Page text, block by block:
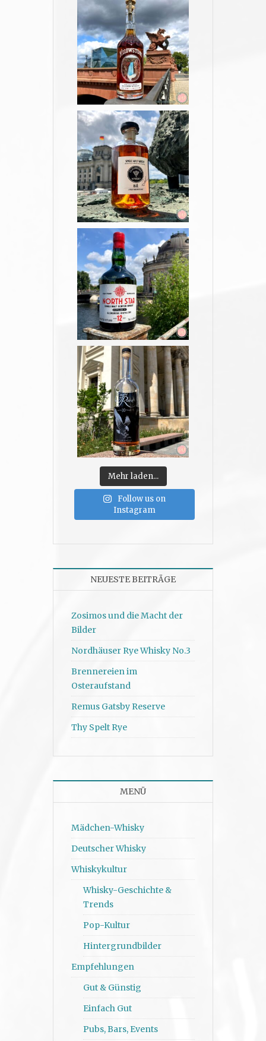
Mehr laden...
Follow us on
Instagram
NEUESTE BEITRÄGE
Zosimos und die Macht der
Bilder
Nordhäuser Rye Whisky No.3
Brennereien im
Osteraufstand
Remus Gatsby Reserve
Thy Spelt Rye
MENÜ
Mädchen-Whisky
Deutscher Whisky
Whiskykultur
Whisky-Geschichte &
Trends
Pop-Kultur
Hintergrundbilder
Empfehlungen
Gut & Günstig
Einfach Gut
Pubs, Bars, Events